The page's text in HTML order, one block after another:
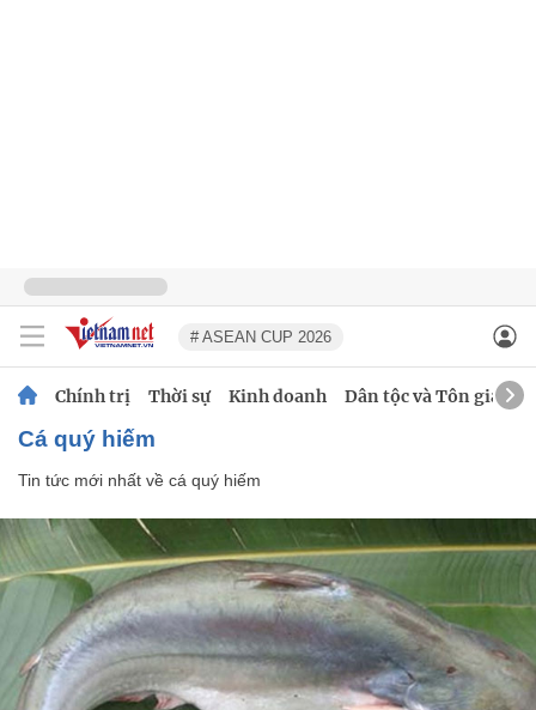
# ASEAN CUP 2026
Chính trị Thời sự Kinh doanh Dân tộc và Tôn giáo
cá quý hiếm
Tin tức mới nhất về cá quý hiếm